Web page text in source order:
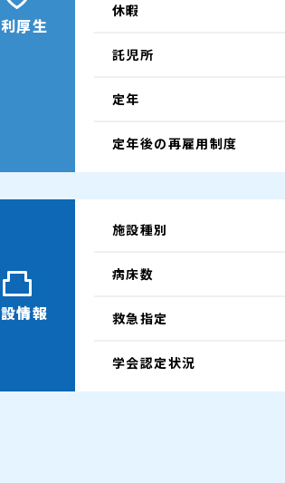
厚生
休暇
託児所
定年
定年後の再雇用制度
情報
施設種別
病床数
救急指定
学会認定状況